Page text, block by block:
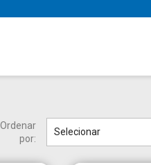
Ordenar
por:
Selecionar